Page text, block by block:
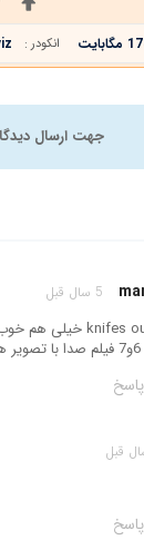
انکودر :
جهت ارسال
5 سال قبل
پاسخ
پاسخ